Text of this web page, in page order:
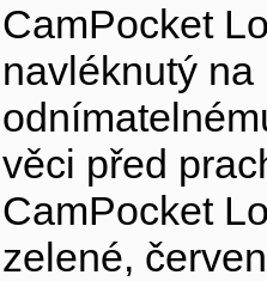
CamPocket
navléknutý
věci před
CamPocket
zelené,